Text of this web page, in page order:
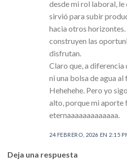
desde mi rol laboral,
sirvió para subir
hacia otros horizontes.
construyen las
disfrutan.
Claro que, a diferencia
ni una bolsa de agua
Hehehehe. Pero yo
alto, porque mi aporte
eternaaaaaaaaaaaaa.
24 FEBRERO, 2026 EN 2:15
Deja una respuesta